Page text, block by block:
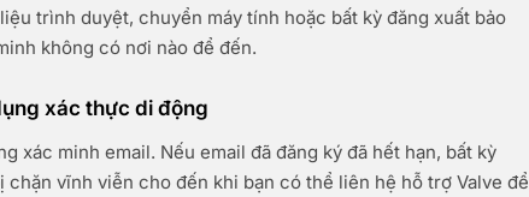
trình duyệt, chuyển máy tính hoặc bất kỳ đăng xuất bảo
không có nơi nào để đến.
xác thực di động
xác minh email. Nếu email đã đăng ký đã hết hạn, bất kỳ
chặn vĩnh viễn cho đến khi bạn có thể liên hệ hỗ trợ Valve để